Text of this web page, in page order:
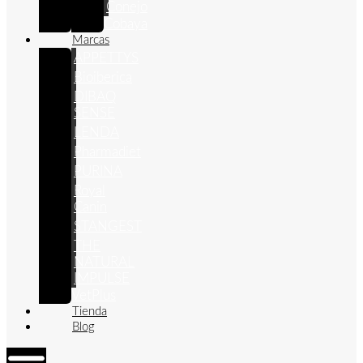
Conejo
Marcas
APPETTYS
Bioiberica
DIBAQ
SENSE
LENDA
Pharmadiet
PURINA
Royal
Canin
STANGEST
NATURAL
Tienda
Blog